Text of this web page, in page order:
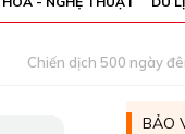
Chiến dịch 500 ngày
BẢO